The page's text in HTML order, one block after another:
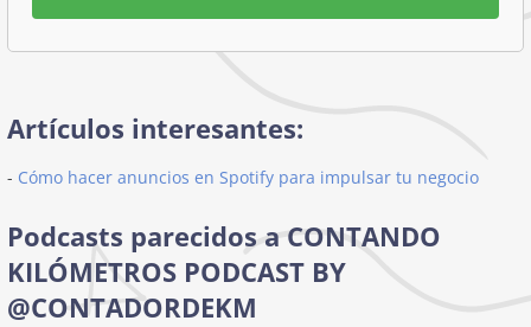
Artículos interesantes:
- Cómo hacer anuncios en Spotify para impulsar tu negocio
Podcasts parecidos a CONTANDO
KILÓMETROS PODCAST BY
@CONTADORDEKM